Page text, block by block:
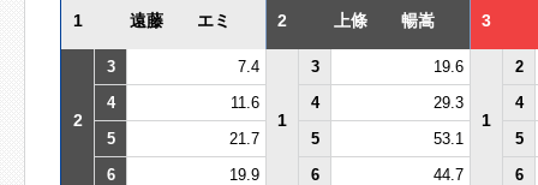
1 遠藤 エミ 2 上條 暢嵩 3
2
3 7.4
1
3 19.6
1
2
4
11.6 4 29.3
4
5
21.7 5 53.1
5
6
19.9 6 44.7 6